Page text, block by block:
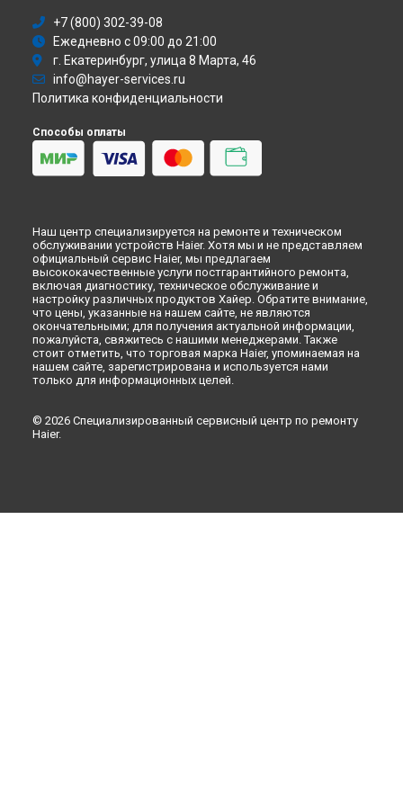
+7 (800) 302-39-08
Ежедневно с 09:00 до 21:00
г. Екатеринбург, улица 8 Марта, 46
info@hayer-services.ru
Политика конфиденциальности
Способы оплаты
Наш центр специализируется на ремонте и техническом
обслуживании устройств Haier. Хотя мы и не представляем
официальный сервис Haier, мы предлагаем
высококачественные услуги постгарантийного ремонта,
включая диагностику, техническое обслуживание и
настройку различных продуктов Хайер. Обратите внимание,
что цены, указанные на нашем сайте, не являются
окончательными; для получения актуальной информации,
пожалуйста, свяжитесь с нашими менеджерами. Также
стоит отметить, что торговая марка Haier, упоминаемая на
нашем сайте, зарегистрирована и используется нами
только для информационных целей.
© 2026 Специализированный сервисный центр по ремонту
Haier.